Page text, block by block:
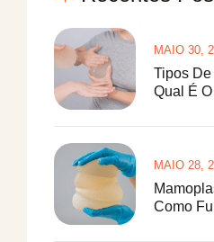
Tipos
Qual É
MAIO 30,
Como
MAIO 28,